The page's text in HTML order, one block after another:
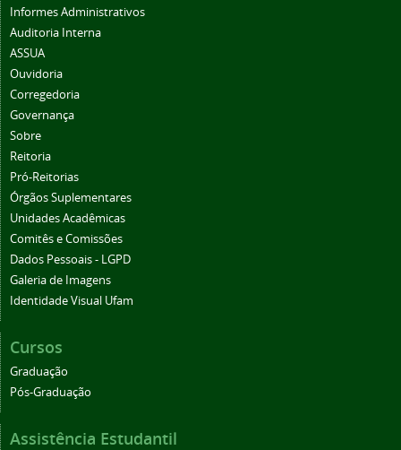
Informes Administrativos
Auditoria Interna
ASSUA
Ouvidoria
Corregedoria
Governança
Sobre
Reitoria
Pró-Reitorias
Órgãos Suplementares
Unidades Acadêmicas
Comitês e Comissões
Dados Pessoais - LGPD
Galeria de Imagens
Identidade Visual Ufam
Cursos
Graduação
Pós-Graduação
Assistência Estudantil